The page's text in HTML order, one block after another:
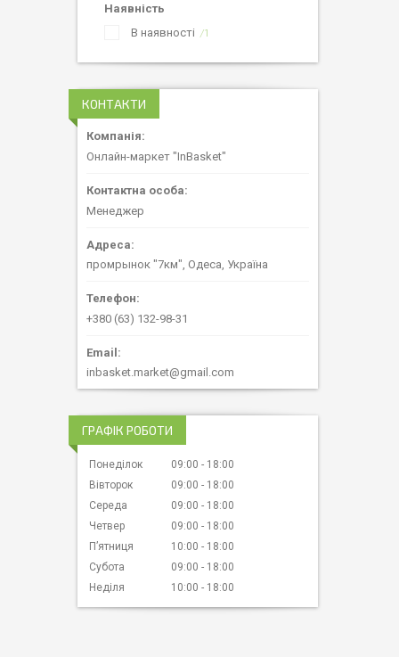
Наявність
В наявності
1
КОНТАКТИ
Онлайн-маркет "InBasket"
Менеджер
промрынок "7км", Одеса, Україна
+380 (63) 132-98-31
inbasket.market@gmail.com
ГРАФІК РОБОТИ
Понеділок 09:00
18:00
Вівторок
09:00
18:00
Середа
09:00
18:00
Четвер
09:00
18:00
Пʼятниця
10:00
18:00
Субота
09:00
18:00
Неділя
10:00 18:00